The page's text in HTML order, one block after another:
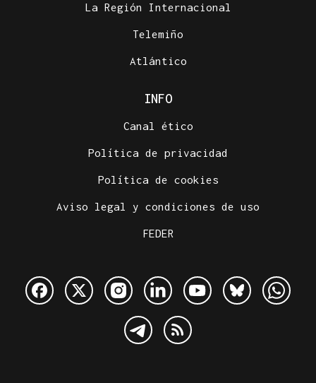
La Región Internacional
Telemiño
Atlántico
INFO
Canal ético
Política de privacidad
Política de cookies
Aviso legal y condiciones de uso
FEDER